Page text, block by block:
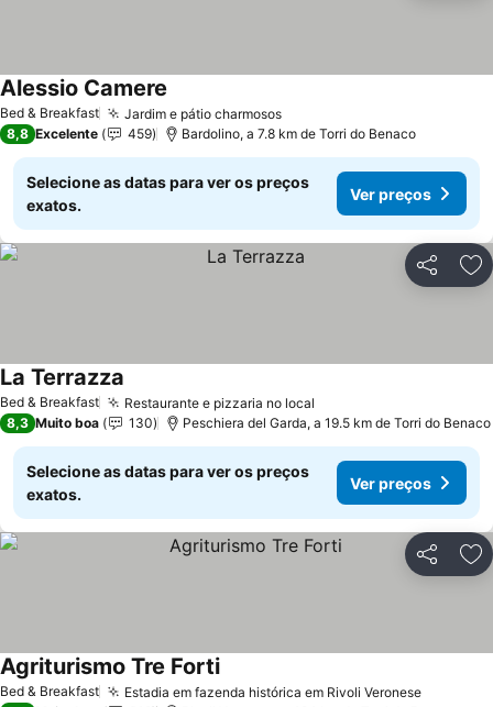
Bed & Breakfast Jardim e pátio charmososVer preços
Alessio Camere
8,8 Excelente 459 Bardolino, a 7.8 km de Torri do Benaco
Selecione as datas para ver os preços
exatos.
Ver preços
Partilhar
Bed & Breakfast Restaurante e pizzaria no local
La Terrazza
8,3 Muito boa 130 Peschiera del Garda, a 19.5 km de Torri do Benaco
Selecione as datas para ver os preços
exatos.
Ver preços
Partilhar
Bed & Breakfast Estadia em fazenda histórica em Rivoli VeroneseVer
Agriturismo Tre FortiVer preços